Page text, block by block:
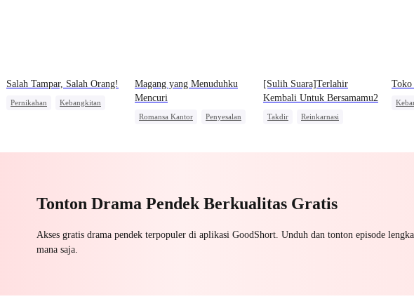
Salah Tampar, Salah Orang!
Pernikahan
Kebangkitan
Magang yang Menuduhku
Mencuri
Romansa Kantor
Penyesalan
[Sulih Suara]Terlahir
Kembali Untuk Bersamamu2
Takdir
Reinkarnasi
Tonton Drama Pendek Berkualitas Gratis
Akses gratis drama pendek terpopuler di aplikasi GoodShort. Unduh dan tonton episode
mana saja.